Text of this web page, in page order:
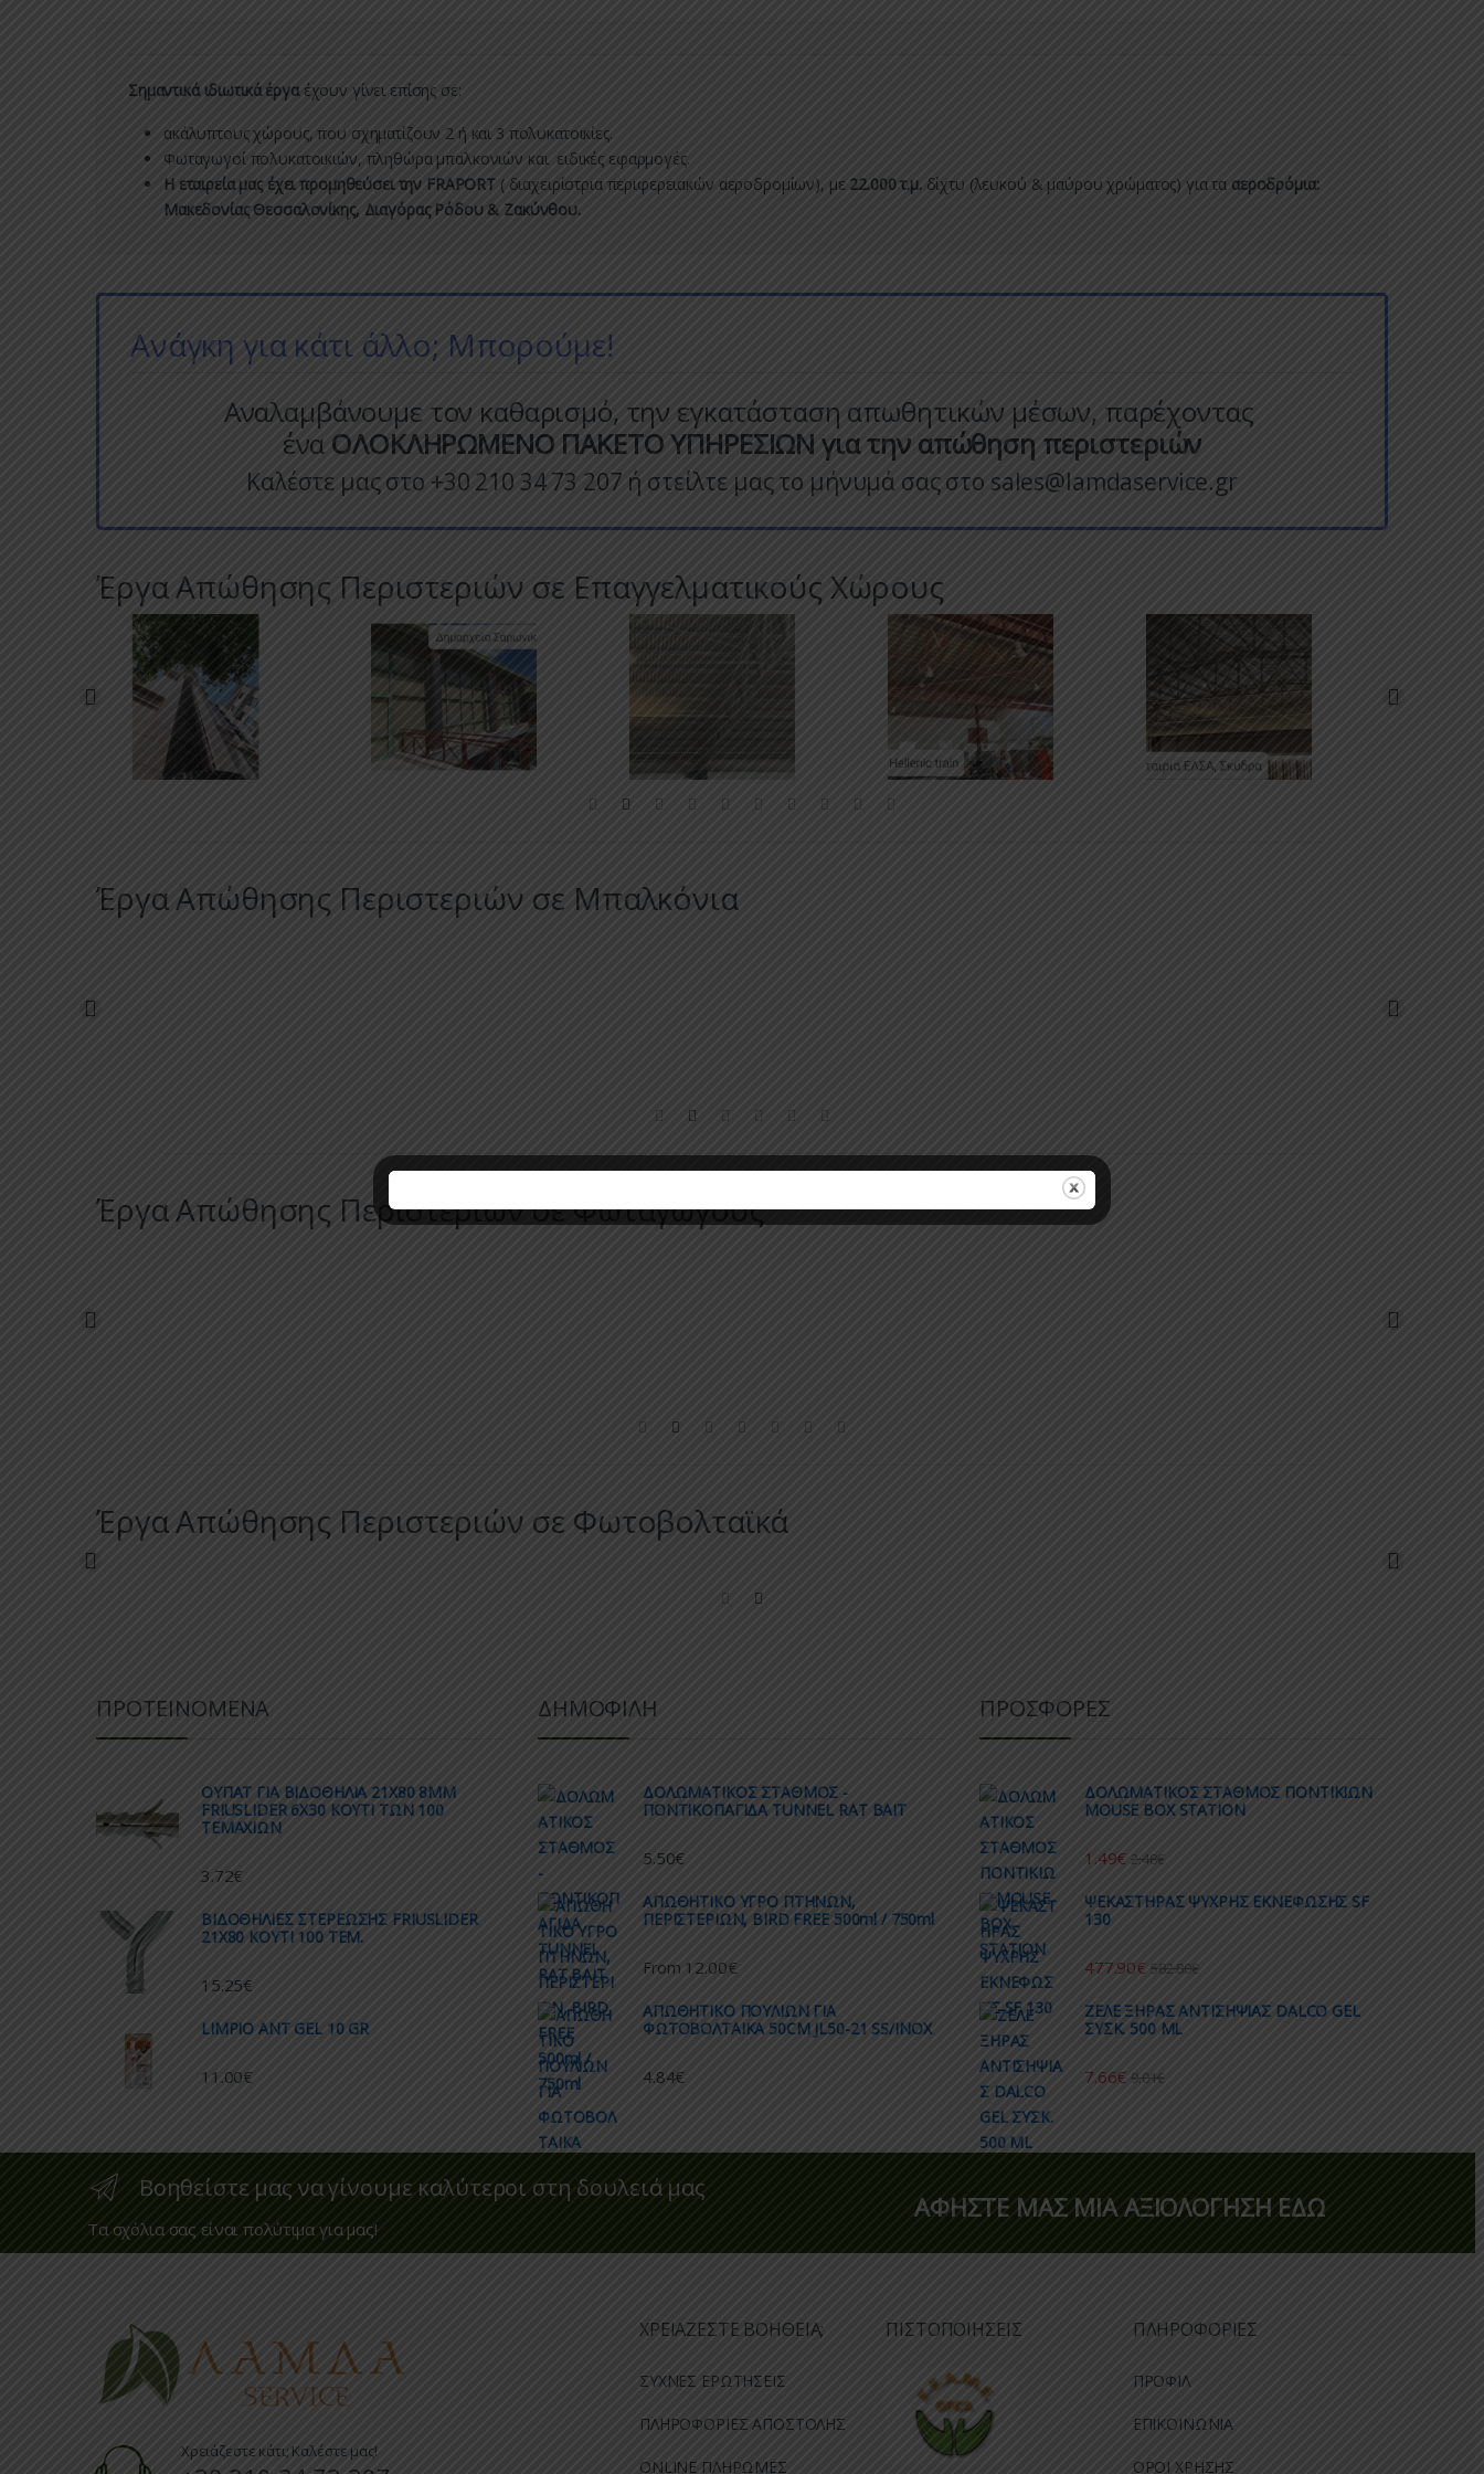
Σημαντικά ιδιωτικά έργαέχουν γίνει επίσης σε:
ακάλυπτους χώρους, που σχηματίζουν 2 ή και 3 πολυκατοικίες.
Φωταγωγοί πολυκατοικιών, πληθώρα μπαλκονιών και ειδικές εφαρμογές.
Η εταιρεία μας έχει προμηθεύσει την FRAPORT( διαχειρίστρια περιφερειακών αεροδρομίων), με 22.000 τ.μ.δίχτυ (λευκού & μαύρου χρώματος) για τα αεροδρόμια:
Μακεδονίας Θεσσαλονίκης, Διαγόρας Ρόδου & Ζακύνθου.
Ανάγκη για κάτι άλλο; Μπορούμε!
Αναλαμβάνουμε τον καθαρισμό, την εγκατάσταση απωθητικών μέσων, παρέχοντας
ένα ΟΛΟΚΛΗΡΩΜΕΝΟ ΠΑΚΕΤΟ ΥΠΗΡΕΣΙΩΝ για την απώθηση περιστεριών
Καλέστε μας στο +30 210 34 73 207 ή στείλτε μας το μήνυμά σας στο sales@lamdaservice.gr
Έργα Απώθησης Περιστεριών σε Επαγγελματικούς Χώρους
Έργα Απώθησης Περιστεριών σε Μπαλκόνια
Έργα Απώθησης Περιστεριών σε Φωταγωγούς
Έργα Απώθησης Περιστεριών σε Φωτοβολταϊκά
ΠΡΟΤΕΙΝΟΜΕΝΑ
ΟΥΠΑΤ ΓΙΑ ΒΙΔΟΘΗΛΙΑ 21Χ80 8ΜΜ
FRIUSLIDER 6X30 ΚΟΥΤΙ ΤΩΝ 100
ΤΕΜΑΧΙΩΝ
3.72€
ΒΙΔΟΘΗΛΙΕΣ ΣΤΕΡΕΩΣΗΣ FRIUSLIDER
21X80 KOYTI 100 TEM.
15.25€
LIMPIO ANT GEL 10 GR
11.00€
ΔΗΜΟΦΙΛΗ
ΔΟΛΩΜΑΤΙΚΟΣ ΣΤΑΘΜΟΣ -
ΠΟΝΤΙΚΟΠΑΓΙΔΑ TUNNEL RAT BAIT
5.50€
AΠΩΘΗΤΙΚΟ ΥΓΡΟ ΠΤΗΝΩΝ,
ΠΕΡΙΣΤΕΡΙΩΝ, BIRD FREE 500ml / 750ml
From 12.00€
ΑΠΩΘΗΤΙΚO ΠΟΥΛΙΩΝ ΓΙΑ
ΦΩΤΟΒΟΛΤΑΙΚΑ 50CM JL50-21 SS/INOX
4.84€
ΠΡΟΣΦΟΡΕΣ
ΔΟΛΩΜΑΤΙΚΟΣ ΣΤΑΘΜΟΣ ΠΟΝΤΙΚΙΩΝ
MOUSE BOX STATION
1.49€ 2.48€
ΨΕΚΑΣΤΗΡΑΣ ΨΥΧΡΗΣ ΕΚΝΕΦΩΣΗΣ SF
130
477.90€ 582.80€
ΖΕΛΕ ΞΗΡΑΣ ΑΝΤΙΣΗΨΙΑΣ DALCO GEL
ΣΥΣΚ. 500 ML
7.66€ 9.01€
Βοηθείστε μας να γίνουμε καλύτεροι στη δουλειά μας
Τα σχόλια σας είναι πολύτιμα για μας!
ΑΦΗΣΤΕ ΜΑΣ ΜΙΑ ΑΞΙΟΛΟΓΗΣΗ ΕΔΩ
Χρειάζεστε κάτι; Καλέστε μας!
ΧΡΕΙΑΖΕΣΤΕ ΒΟΗΘΕΙΑ;
ΣΥΧΝΕΣ ΕΡΩΤΗΣΕΙΣ
ΠΛΗΡΟΦΟΡΙΕΣ ΑΠΟΣΤΟΛΗΣ
ONLINE ΠΛΗΡΩΜΕΣ
ΠΙΣΤΟΠΟΙΗΣΕΙΣ ΠΛΗΡΟΦΟΡΙΕΣ
ΠΡΟΦΙΛ
ΕΠΙΚΟΙΝΩΝΙΑ
ΟΡΟΙ ΧΡΗΣΗΣ